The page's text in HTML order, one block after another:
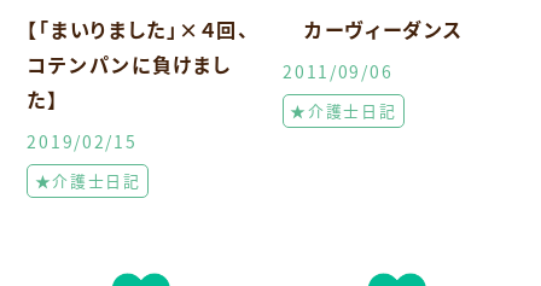
【「まいりました」×４回、
コテンパンに負けまし
た】
2019/02/15
★介護士日記
カーヴィーダンス
2011/09/06
★介護士日記